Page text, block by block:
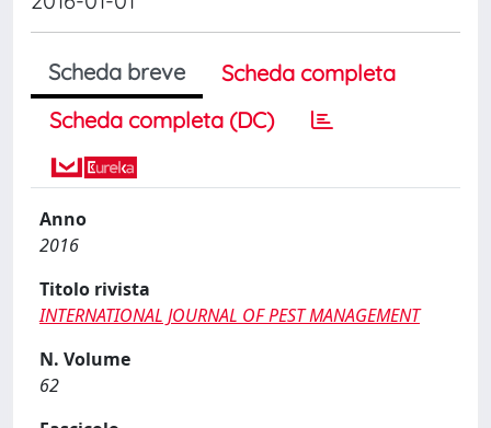
Scheda breve
Scheda completa
Scheda completa (DC)
Anno
2016
Titolo rivista
INTERNATIONAL JOURNAL OF PEST MANAGEMENT
N. Volume
62